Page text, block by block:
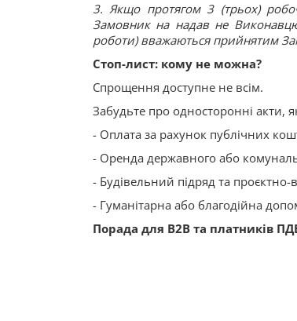
3. Якщо протягом 3 (трьох)
Замовник на надав не Виконавцю
роботи) вважаються прийнятим
Стоп-лист: кому не можна?
Спрощення доступне не всім.
Забудьте про односторонні акти,
- Оплата за рахунок публічних
- Оренда державного або
- Будівельний підряд та
- Гуманітарна або благодійна
Порада для B2B та платників